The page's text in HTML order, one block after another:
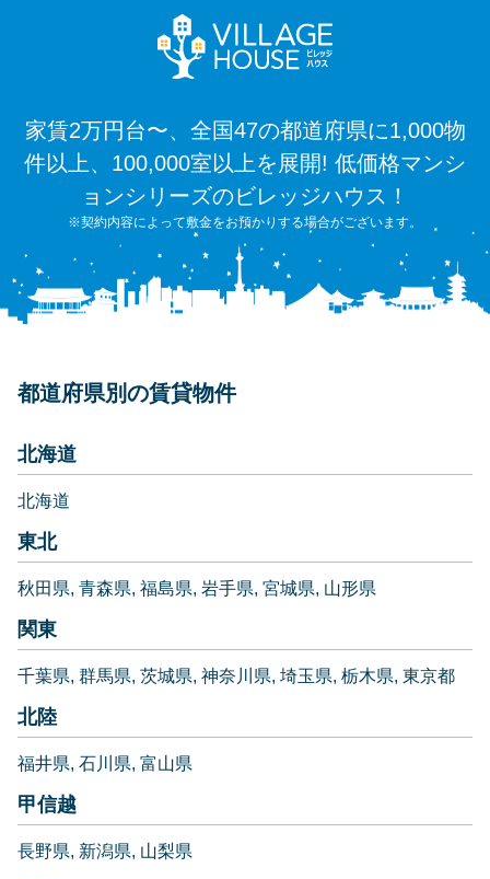
家賃2万円台〜、全国47の都道府県に1,000物
件以上、100,000室以上を展開! 低価格マンシ
ョンシリーズのビレッジハウス！
※契約内容によって敷金をお預かりする場合がございます。
都道府県別の賃貸物件
北海道
北海道
東北
秋田県 青森県 福島県 岩手県 宮城県 山形県
関東
千葉県 群馬県 茨城県 神奈川県 埼玉県 栃木県 東京都
北陸
福井県 石川県 富山県
甲信越
長野県 新潟県 山梨県